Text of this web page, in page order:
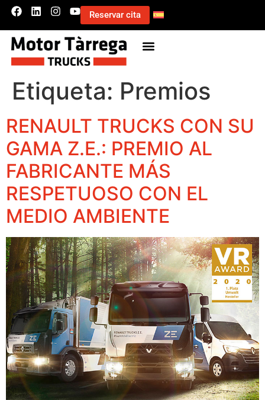
Reservar cita
Etiqueta: Premios
RENAULT TRUCKS CON SU
GAMA Z.E.: PREMIO AL
FABRICANTE MÁS
RESPETUOSO CON EL
MEDIO AMBIENTE